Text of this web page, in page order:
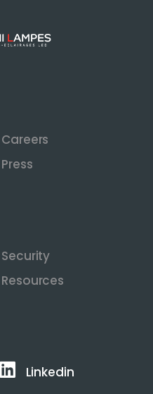
Careers
Press
Security
Resources
Linkedin